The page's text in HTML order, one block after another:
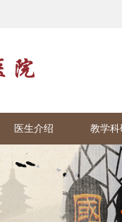
医生介绍 教学科